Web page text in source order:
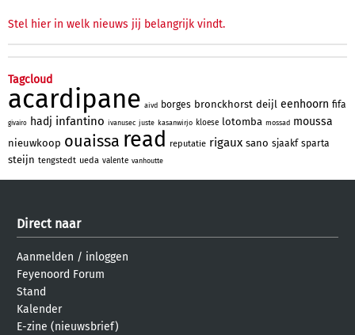
Stel hier in welk nieuws jij belangrijk vindt.
Tagcloud
acardipane aivd borges bronckhorst deijl eenhoorn fifa
givairo hadj infantino ivanusec juste kasanwirjo kloese lotomba mossad moussa
nieuwkoop ouaissa read reputatie rigaux sano sjaakf sparta
steijn tengstedt ueda valente vanhoutte
Direct naar
Aanmelden / inloggen
Feyenoord Forum
Stand
Kalender
E-zine (nieuwsbrief)